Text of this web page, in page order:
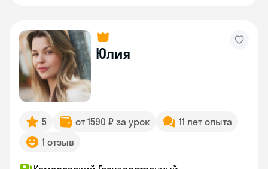
Юлия
5 от 1590 ₽ за урок
11 лет опыта
1 отзыв